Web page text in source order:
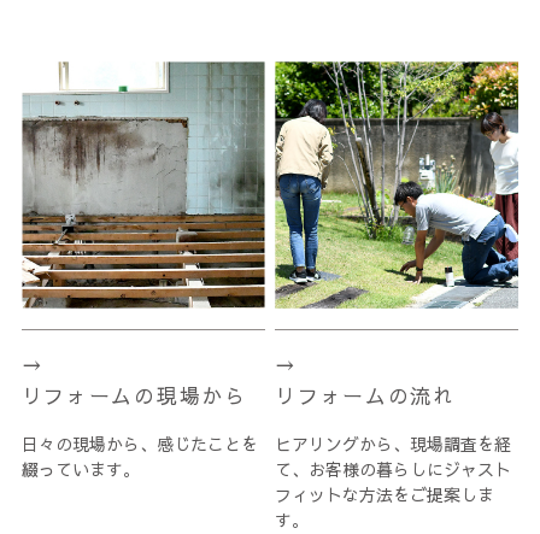
リフォームの現場から
日々の現場から、感じたことを
綴っています。
リフォームの流れ
ヒアリングから、現場調査を経
て、お客様の暮らしにジャスト
フィットな方法をご提案しま
す。